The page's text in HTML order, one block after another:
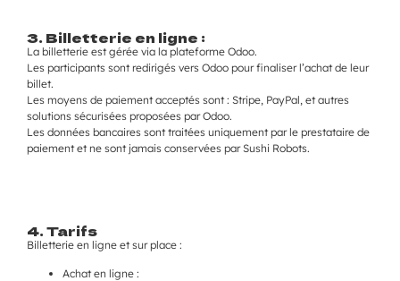
3. Billetterie en ligne :
La billetterie est gérée via la plateforme Odoo.
Les participants sont redirigés vers Odoo pour finaliser l’achat de leur
billet.
Les moyens de paiement acceptés sont : Stripe, PayPal, et autres
solutions sécurisées proposées par Odoo.
Les données bancaires sont traitées uniquement par le prestataire de
paiement et ne sont jamais conservées par Sushi Robots.
4. Tarifs
Billetterie en ligne et sur place :
Achat en ligne :